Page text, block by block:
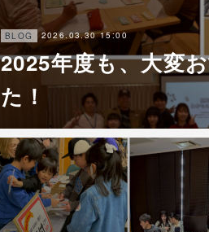
BLOG 2026.03.30 15:00
2025年度も、大変
た！